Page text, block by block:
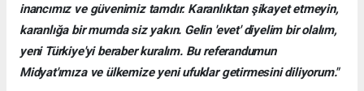
inancımız ve güvenimiz tamdır. Karanlıktan şikayet etmeyin,
karanlığa bir mumda siz yakın. Gelin 'evet' diyelim bir olalım,
yeni Türkiye'yi beraber kuralım. Bu referandumun
Midyat'ımıza ve ülkemize yeni ufuklar getirmesini diliyorum."